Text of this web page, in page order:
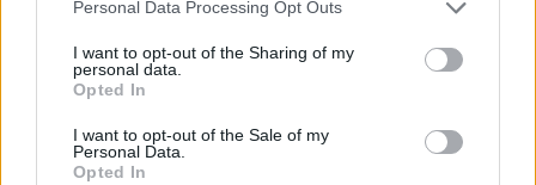
Personal Data Processing Opt Outs
I want to opt-out of the Sharing of my
personal data.
Opted In
I want to opt-out of the Sale of my
Personal Data.
Opted In
parassitari che i chimici e i biologi hanno
inventato. La moderna agricoltura usa energia,
tanta energia, che ci viene per quasi il 90% dai
agricoltura non è altro che la trasformazione di
petrolio in cibo.